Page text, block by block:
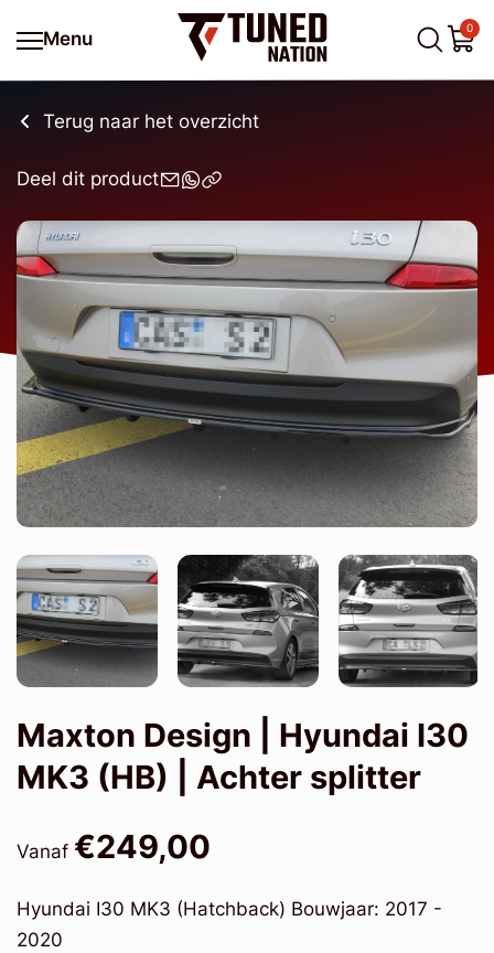
Menu
0
Terug naar het overzicht
Deel dit product
Maxton Design | Hyundai I30
MK3 (HB) | Achter splitter
Vanaf €249,00
Hyundai I30 MK3 (Hatchback) Bouwjaar: 2017 -
2020